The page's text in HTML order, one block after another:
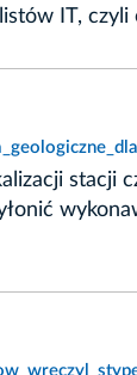
IT,
stacji